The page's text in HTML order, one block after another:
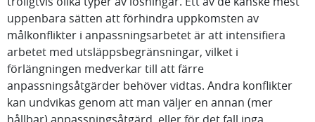
uppenbara sätten att förhindra uppkomsten av
målkonflikter i anpassningsarbetet är att intensifiera
arbetet med utsläppsbegränsningar, vilket i
förlängningen medverkar till att färre
anpassningsåtgärder behöver vidtas. Andra konflikter
kan undvikas genom att man väljer en annan (mer